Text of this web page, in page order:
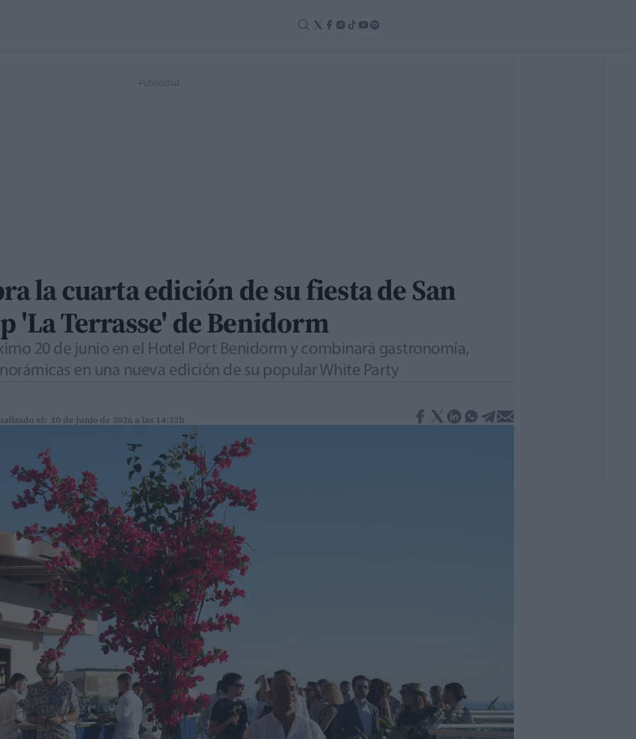
la cuarta edición de su fiesta de San
'La Terrasse' de Benidorm
20 de junio en el Hotel Port Benidorm y combinará gastronomía,
en una nueva edición de su popular White Party
el: 10 de junio de 2026 a las 14:32h